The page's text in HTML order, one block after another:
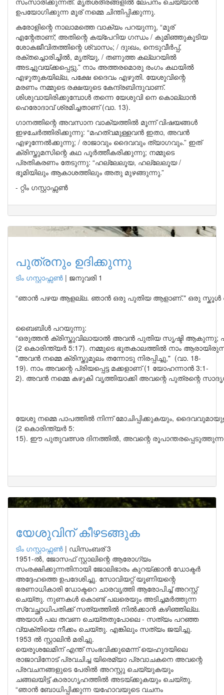
ഉപയോഗിക്കുന്ന മൂര് നമ്മെ ചിന്തിപ്പിക്കുന്നു.
കരോളിന്റെ നാലാമത്തെ വാക്യം പറയുന്നു, “മൂര്
എന്റേതാണ്; അതിന്റെ കയ്പേറിയ ഗന്ധം / കുമിഞ്ഞുകൂടിയ
ശോകജീവിതത്തിന്റെ ശ്വാസം; / ദുഃഖം, നെടുവീർപ്പ്,
രക്തച്ചൊരിച്ചിൽ, മൃത്യു, / തണുത്ത കല്ലറയിൽ
അടച്ചുവയ്ക്കപ്പെട്ടു.” നാം അത്തരമൊരു രംഗം കഥയിൽ
എഴുതുകയില്ല, പക്ഷേ ദൈവം എഴുതി. യേശുവിന്റെ
മരണം നമ്മുടെ രക്ഷയുടെ കേന്ദ്രബിന്ദുവാണ്.
ശിശുവായിരിക്കുമ്പോൾ തന്നെ യേശുവി നെ കൊല്ലാൻ
ഹെരോദാവ് ശ്രമിച്ചതാണ് (വാ. 13).
ഗാനത്തിന്റെ അവസാന വാക്യത്തിൽ മൂന്ന് വിഷയങ്ങൾ
ഇഴചേർത്തിരിക്കുന്നു: “മഹത്വമുള്ളവൻ ഇതാ, അവൻ
എഴുന്നേൽക്കുന്നു; / രാജാവും ദൈവവും ത്യാഗവും.” ഇത്
ക്രിസ്തുമസിന്റെ കഥ പൂർത്തീകരിക്കുന്നു; നമ്മുടെ
പ്രതികരണം തേടുന്നു: “ഹല്ലേലൂയ, ഹല്ലേലൂയ /
ഭൂമിയിലും ആകാശത്തിലും അതു മുഴങ്ങുന്നു.”
- റ്റിം ഗസ്റ്റാഫ്സൺ
പുത്രനും ഉദിക്കുന്നു
ടിം ഗസ്റ്റാഫ്സണ്‍ | ജനുവരി 1
“ഞാൻ പഴയ ആളല്ല. ഞാൻ ഒരു പുതിയ ആളാണ്." ഒരു സ്കൂൾ
​​ബൈബിൾ പറയുന്നു:
“ഒരുത്തൻ ക്രിസ്തുവിലായാൽ അവൻ പുതിയ സൃഷ്ടി ആകുന്നു;
(2 കൊരിന്ത്യർ 5:17). നമ്മുടെ ഭൂതകാലത്തിൽ നാം
"അവൻ നമ്മെ ക്രിസ്തുമൂലം തന്നോടു നിരപ്പിച്ചു," (വാ. 18-
19). നാം അവന്റെ പ്രിയപ്പെട്ട മക്കളാണ് (1 യോഹന്നാൻ 3:1-
2). അവൻ നമ്മെ കഴുകി വൃത്തിയാക്കി അവന്റെ പുത്രന്റെ
യേശു നമ്മെ പാപത്തിൽ നിന്ന് മോചിപ്പിക്കുകയും,
(2 കൊരിന്ത്യർ 5:
15). ഈ പുതുവത്സര ദിനത്തിൽ, അവന്റെ
യേശുവിന് കീഴടങ്ങുക
ടിം ഗസ്റ്റാഫ്സണ്‍ | ഡിസംബര് 3
1951-ൽ, ജോസഫ് സ്റ്റാലിന്റെ ആരോഗ്യം
സംരക്ഷിക്കുന്നതിനായി ജോലിഭാരം കുറയ്ക്കാൻ ഡോക്ടർ
അദ്ദേഹത്തെ ഉപദേശിച്ചു. സോവിയറ്റ് യൂണിയന്റെ
ഭരണാധികാരി ഡോക്ടറെ ചാരവൃത്തി ആരോപിച്ച് അറസ്റ്റ്
ചെയ്തു. നുണകൾ കൊണ്ട് പലരെയും അടിച്ചമർത്തുന്ന
സ്വേച്ഛാധിപതിക്ക് സത്യത്തിൽ നിൽക്കാൻ കഴിഞ്ഞില്ല.
അയാൾ പല തവണ ചെയ്തതുപോലെ - സത്യം പറഞ്ഞ
വ്യക്തിയെ നീക്കം ചെയ്തു. എങ്കിലും സത്യം ജയിച്ചു.
1953 ൽ സ്റ്റാലിൻ മരിച്ചു.
യെരൂശലേമിന് എന്ത് സംഭവിക്കുമെന്ന് യെഹൂദയിലെ
രാജാവിനോട് പ്രവചിച്ച യിരെമ്യാ പ്രവാചകനെ അവന്റെ
പ്രവചനങ്ങളുടെ പേരിൽ അറസ്റ്റു ചെയ്യുകയും
ചങ്ങലയിട്ട് കാരാഗൃഹത്തിൽ അടയ്ക്കുകയും ചെയ്തു.
“ഞാൻ ബോധിപ്പിക്കുന്ന യഹോവയുടെ വചനം